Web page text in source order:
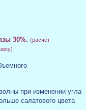
30%. (расчет
при изменении угла
салатового цвета